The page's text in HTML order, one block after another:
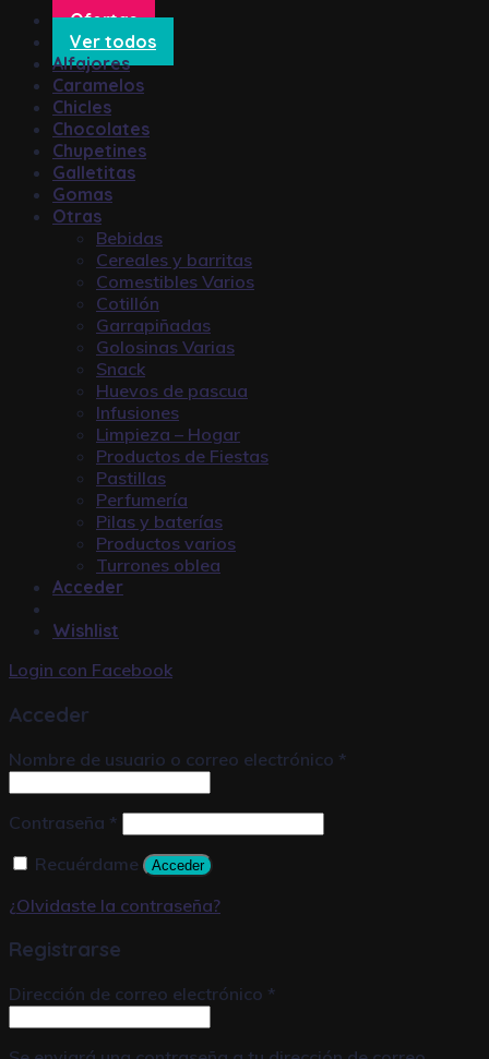
Ofertas
Ver todos
Alfajores
Caramelos
Chicles
Chocolates
Chupetines
Galletitas
Gomas
Otras
Bebidas
Cereales y barritas
Comestibles Varios
Cotillón
Garrapiñadas
Golosinas Varias
Snack
Huevos de pascua
Infusiones
Limpieza – Hogar
Productos de Fiestas
Pastillas
Perfumería
Pilas y baterías
Productos varios
Turrones oblea
Acceder
Wishlist
Login con Facebook
Acceder
Nombre de usuario o correo electrónico *
Contraseña *
Recuérdame
Acceder
¿Olvidaste la contraseña?
Registrarse
Dirección de correo electrónico *